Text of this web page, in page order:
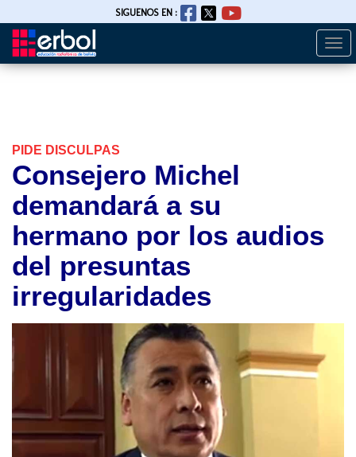
Pasar
SIGUENOS EN :
PIDE DISCULPAS
Consejero Michel
demandará a su
hermano por los audios
del presuntas
irregularidades